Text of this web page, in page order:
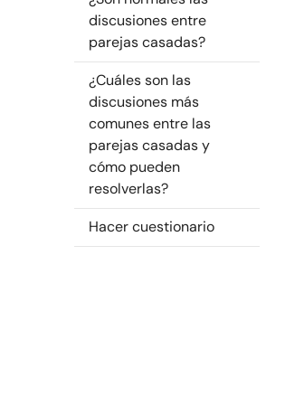
discusiones entre
parejas casadas?
¿Cuáles son las
discusiones más
comunes entre las
parejas casadas y
cómo pueden
resolverlas?
Hacer cuestionario